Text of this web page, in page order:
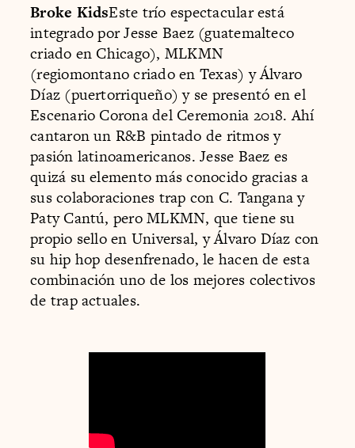
Broke KidsEste trío espectacular está
integrado por Jesse Baez (guatemalteco
criado en Chicago), MLKMN
(regiomontano criado en Texas) y Álvaro
Díaz (puertorriqueño) y se presentó en el
Escenario Corona del Ceremonia 2018. Ahí
cantaron un R&B pintado de ritmos y
pasión latinoamericanos. Jesse Baez es
quizá su elemento más conocido gracias a
sus colaboraciones trap con C. Tangana y
Paty Cantú, pero MLKMN, que tiene su
propio sello en Universal, y Álvaro Díaz con
su hip hop desenfrenado, le hacen de esta
combinación uno de los mejores colectivos
de trap actuales.